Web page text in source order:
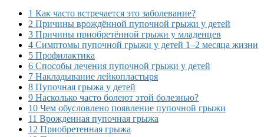
1 Как часто встречается это заболевание?
2 Причины врождённой пупочной грыжи у детей
3 Причины приобретённой грыжи у младенцев
4 Симптомы пупочной грыжи у детей 1–2 месяца жизни
5 Профилактика
6 Способы лечения пупочной грыжи у детей
7 Накладывание лейкопластыря
8 Пупочная грыжа у детей
9 Насколько часто болеют этой болезнью?
10 Чем обусловлено появление пупочной грыжи
11 Врожденная пупочная грыжа
12 Приобретенная грыжа